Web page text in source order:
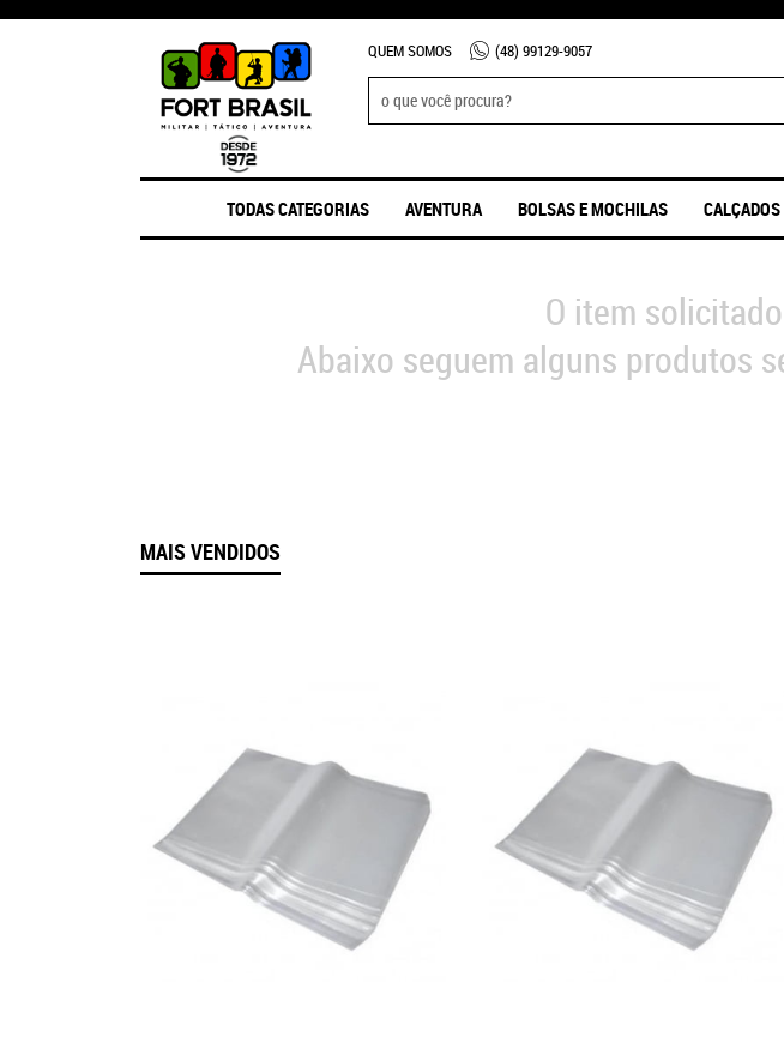
QUEM SOMOS (48) 99129-9057
TODAS CATEGORIAS AVENTURA BOLSAS E MOCHILAS CALÇADOS
O item
Abaixo seguem alguns produtos
MAIS VENDIDOS